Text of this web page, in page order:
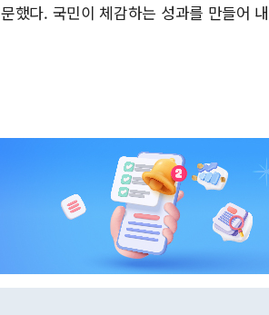
했다. 국민이 체감하는 성과를 만들어